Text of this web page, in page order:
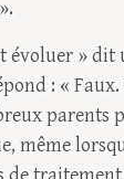
évoluer » dit
: «
parents
même